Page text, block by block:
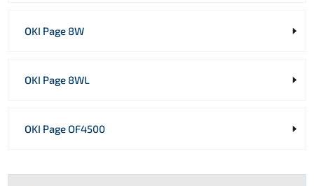
OKI Page 8W
OKI Page 8WL
OKI Page OF4500